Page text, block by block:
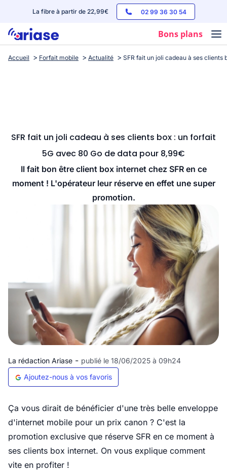
La fibre à partir de 22,99€ 02 99 36 30 54
Bons plans
Box internet
Streaming
Accueil Forfait mobile Actualité SFR fait un joli cadeau à ses
SFR fait un joli cadeau à ses clients box : un forfait
5G avec 80 Go de data pour 8,99€
Il fait bon être client box internet chez SFR en ce
moment ! L'opérateur leur réserve en effet une super
promotion.
La rédaction Ariase - publié le 18/06/2025 à 09h24
Ajoutez-nous à vos favoris
Ça vous dirait de bénéficier d'une très belle enveloppe
d'internet mobile pour un prix canon ? C'est la
promotion exclusive que réserve SFR en ce moment à
ses clients box internet. On vous explique comment
vite en profiter !